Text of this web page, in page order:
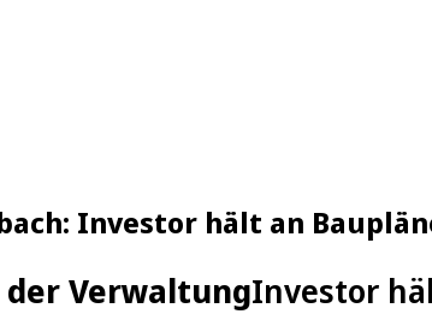
Investor hält an
VerwaltungInvestor